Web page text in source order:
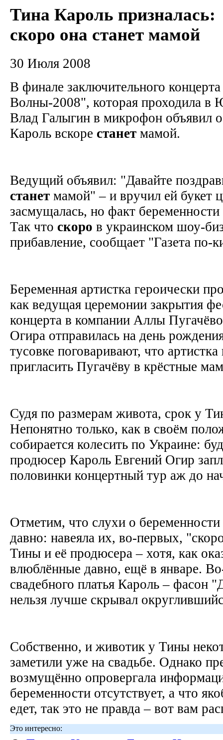
Тина Кароль призналась:
скоро она станет мамой
30 Июля 2008
В финале заключительного
Волны-2008", которая проходила в
Влад Галыгин в микрофон объявил
Кароль вскоре станет мамой.
Ведущий объявил: "Давайте
станет мамой" – и вручил ей букет
засмущалась, но факт беременности
Так что скоро в украинском шоу-
прибавление, сообщает "Газета по-
Беременная артистка героически
как ведущая церемонии закрытия
концерта в компании Аллы
Огира отправилась на день
тусовке поговаривают, что
пригласить Пугачёву в крёстные
Судя по размерам живота, срок у
Непонятно только, как в своём
собирается колесить по Украине:
продюсер Кароль Евгений Огир
половинки концертный тур аж до
Отметим, что слухи о
давно: навеяла их, во-первых,
Тины и её продюсера – хотя, как
влюблённые давно, ещё в январе.
свадебного платья Кароль – фасон
нельзя лучше скрывал
Собственно, и животик у Тины
заметили уже на свадьбе. Однако
возмущённо опровергала
беременности отсутствует, а что
едет, так это не правда – вот вам
Это интересно: